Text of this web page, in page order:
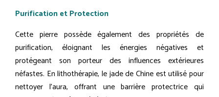
Purification et Protection
Cette pierre possède également des propriétés de
purification, éloignant les énergies négatives et
protégeant son porteur des influences extérieures
néfastes. En lithothérapie, le jade de Chine est utilisé pour
nettoyer l'aura, offrant une barrière protectrice qui